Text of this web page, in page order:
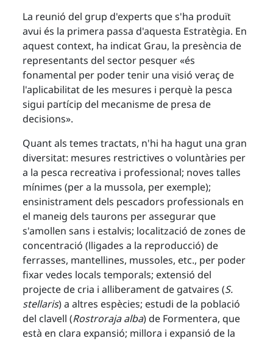
La reunió del grup d'experts que s'ha produït
avui és la primera passa d'aquesta Estratègia. En
aquest context, ha indicat Grau, la presència de
representants del sector pesquer «és
fonamental per poder tenir una visió veraç de
l'aplicabilitat de les mesures i perquè la pesca
sigui partícip del mecanisme de presa de
decisions».
Quant als temes tractats, n'hi ha hagut una gran
diversitat: mesures restrictives o voluntàries per
a la pesca recreativa i professional; noves talles
mínimes (per a la mussola, per exemple);
ensinistrament dels pescadors professionals en
el maneig dels taurons per assegurar que
s'amollen sans i estalvis; localització de zones de
concentració (lligades a la reproducció) de
ferrasses, mantellines, mussoles, etc., per poder
fixar vedes locals temporals; extensió del
projecte de cria i alliberament de gatvaires (S.
stellaris) a altres espècies; estudi de la població
del clavell (Rostroraja alba) de Formentera, que
està en clara expansió; millora i expansió de la